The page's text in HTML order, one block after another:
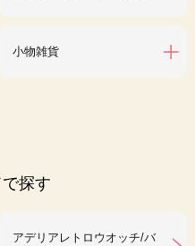
小物雑貨
探す
アデリアレトロウオッチ/バ